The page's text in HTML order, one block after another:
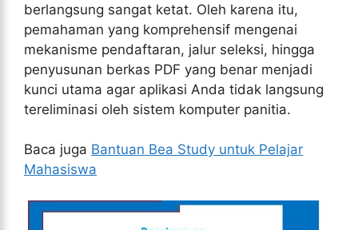
berlangsung sangat ketat. Oleh karena itu,
pemahaman yang komprehensif mengenai
mekanisme pendaftaran, jalur seleksi, hingga
penyusunan berkas PDF yang benar menjadi
kunci utama agar aplikasi Anda tidak langsung
tereliminasi oleh sistem komputer panitia.
Baca juga Bantuan Bea Study untuk Pelajar
Mahasiswa